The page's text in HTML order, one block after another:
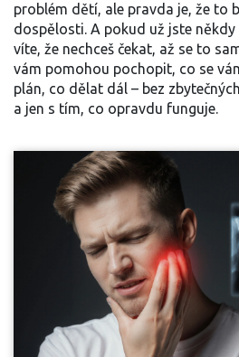
problém dětí, ale pravda je, že to
dospělosti. A pokud už jste
víte, že nechceš čekat, až se to
vám pomohou pochopit, co se
plán, co dělat dál – bez
a jen s tím, co opravdu funguje.